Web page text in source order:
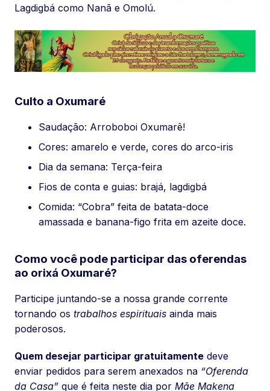
Lagdigbá como Nanã e Omolú.
Culto a Oxumaré
Saudação: Arroboboi Oxumarê!
Cores: amarelo e verde, cores do arco-iris
Dia da semana: Terça-feira
Fios de conta e guias: brajá, lagdigbá
Comida: “Cobra” feita de batata-doce
amassada e banana-figo frita em azeite doce.
Como você pode participar das oferendas
ao orixá Oxumaré?
Participe juntando-se a nossa grande corrente
tornando os trabalhos espirituais ainda mais
poderosos.
Quem desejar participar gratuitamente deve
enviar pedidos para serem anexados na “Oferenda
da Casa” que é feita neste dia por Mãe Makena